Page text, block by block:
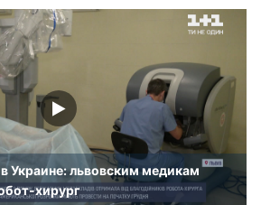
Украине: львовским медикам
хирург